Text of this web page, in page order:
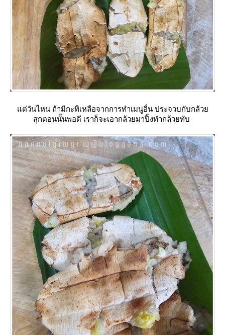
ต่วันไหน ถ้ามีกะทิเหลือจากการทำเมนูอื่น ประจวบกับกล้ว
สุกตอนนั้นพอดี เราก็จะเอากล้วยมาปิ้งทำกล้วยทับ